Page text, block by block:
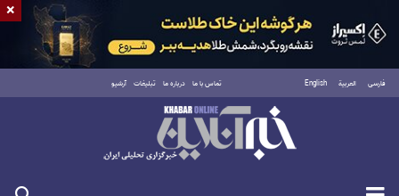
فارسی العربية English تماس با ما درباره ما تبلیغات آرشیو
شنبه ۱۷ مرداد ۱۴۰۵
×